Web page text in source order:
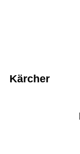
Kärcher